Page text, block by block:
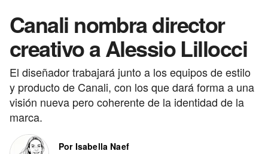
Canali nombra director
creativo a Alessio Lillocci
El diseñador trabajará junto a los equipos de estilo
y producto de Canali, con los que dará forma a una
visión nueva pero coherente de la identidad de la
marca.
Por Isabella Naef